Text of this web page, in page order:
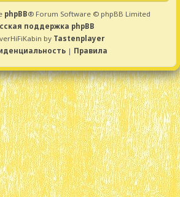
phpBB® Forum Software © phpBB Limited
поддержка phpBB
by Tastenplayer
| Правила